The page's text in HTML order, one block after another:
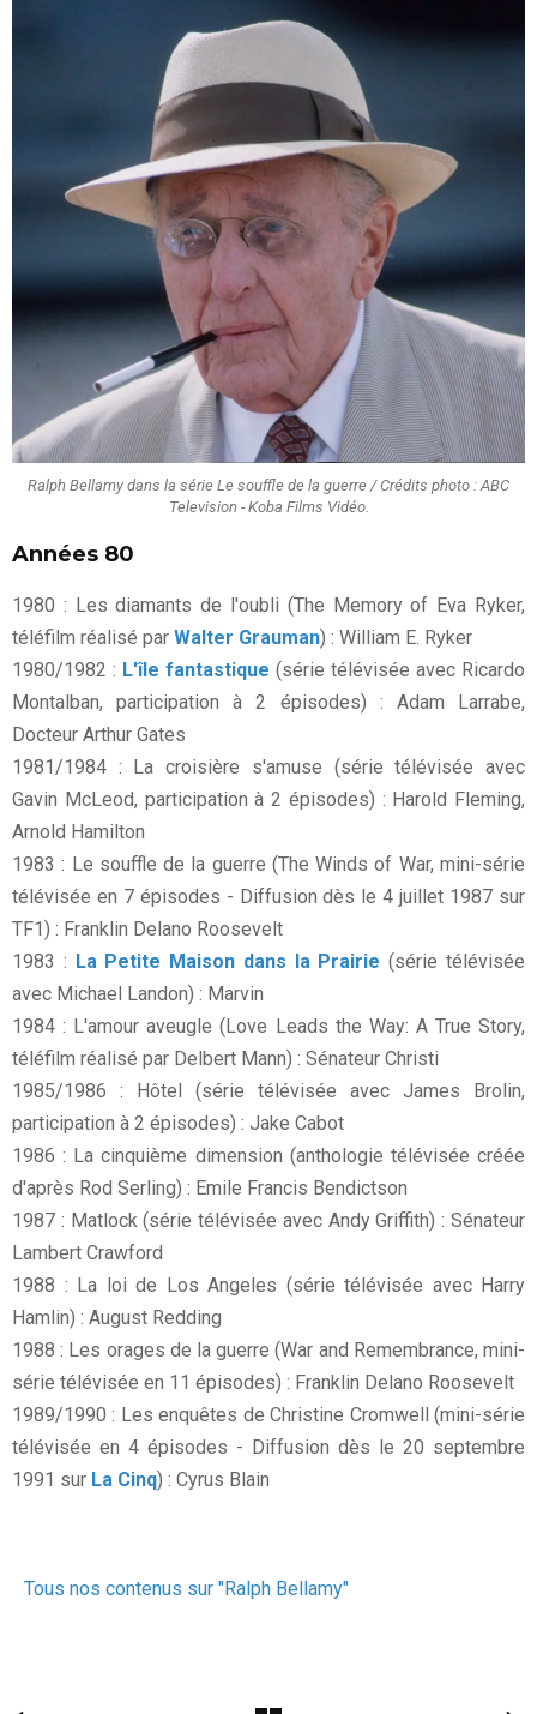
Ralph Bellamy dans la série Le souffle de la guerre / Crédits photo : ABC
Television - Koba Films Vidéo.
Années 80
1980 : Les diamants de l'oubli (The Memory of Eva Ryker,
téléfilm réalisé par Walter Grauman) : William E. Ryker
1980/1982 : L'île fantastique (série télévisée avec Ricardo
Montalban, participation à 2 épisodes) : Adam Larrabe,
Docteur Arthur Gates
1981/1984 : La croisière s'amuse (série télévisée avec
Gavin McLeod, participation à 2 épisodes) : Harold Fleming,
Arnold Hamilton
1983 : Le souffle de la guerre (The Winds of War, mini-série
télévisée en 7 épisodes - Diffusion dès le 4 juillet 1987 sur
TF1) : Franklin Delano Roosevelt
1983 : La Petite Maison dans la Prairie (série télévisée
avec Michael Landon) : Marvin
1984 : L'amour aveugle (Love Leads the Way: A True Story,
téléfilm réalisé par Delbert Mann) : Sénateur Christi
1985/1986 : Hôtel (série télévisée avec James Brolin,
participation à 2 épisodes) : Jake Cabot
1986 : La cinquième dimension (anthologie télévisée créée
d'après Rod Serling) : Emile Francis Bendictson
1987 : Matlock (série télévisée avec Andy Griffith) : Sénateur
Lambert Crawford
1988 : La loi de Los Angeles (série télévisée avec Harry
Hamlin) : August Redding
1988 : Les orages de la guerre (War and Remembrance, mini-
série télévisée en 11 épisodes) : Franklin Delano Roosevelt
1989/1990 : Les enquêtes de Christine Cromwell (mini-série
télévisée en 4 épisodes - Diffusion dès le 20 septembre
1991 sur La Cinq) : Cyrus Blain
Tous nos contenus sur "Ralph Bellamy"